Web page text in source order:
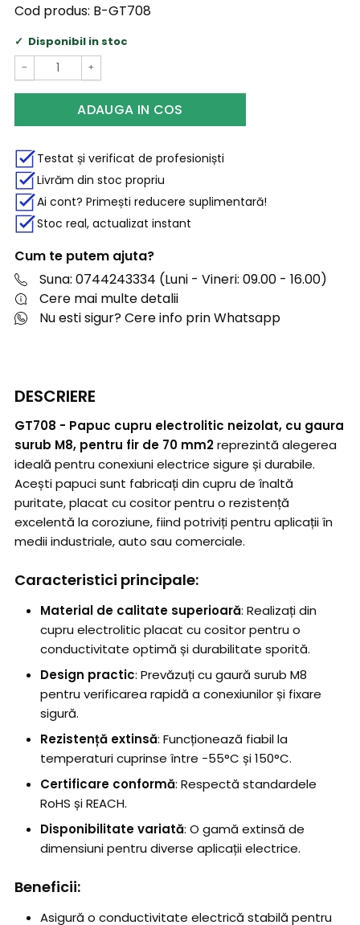
Cod produs: B-GT708
Disponibil in stoc
− +
ADAUGA IN COS
Testat și verificat de profesioniști
Livrăm din stoc propriu
Ai cont? Primești reducere suplimentară!
Stoc real, actualizat instant
Cum te putem ajuta?
Suna: 0744243334 (Luni - Vineri: 09.00 - 16.00)
Cere mai multe detalii
Nu esti sigur? Cere info prin Whatsapp
DESCRIERE
GT708 - Papuc cupru electrolitic neizolat, cu gaura
surub M8, pentru fir de 70 mm2reprezintă alegerea
ideală pentru conexiuni electrice sigure și durabile.
Acești papuci sunt fabricați din cupru de înaltă
puritate, placat cu cositor pentru o rezistență
excelentă la coroziune, fiind potriviți pentru aplicații în
medii industriale, auto sau comerciale.
Caracteristici principale:
Material de calitate superioară: Realizați din
cupru electrolitic placat cu cositor pentru o
conductivitate optimă și durabilitate sporită.
Design practic: Prevăzuți cu gaură surub M8
pentru verificarea rapidă a conexiunilor și fixare
sigură.
Rezistență extinsă: Funcționează fiabil la
temperaturi cuprinse între -55°C și 150°C.
Certificare conformă: Respectă standardele
RoHS și REACH.
Disponibilitate variată: O gamă extinsă de
dimensiuni pentru diverse aplicații electrice.
Beneficii:
Asigură o conductivitate electrică stabilă pentru